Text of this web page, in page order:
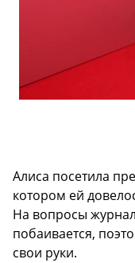
Алиса посетила
котором ей
На вопросы
побаивается,
свои руки.